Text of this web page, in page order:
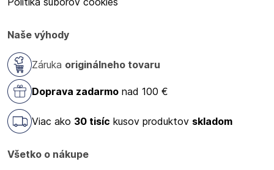
Naše výhody
Záruka originálneho tovaru
Doprava zadarmo nad 100 €
Viac ako 30 tisíc kusov produktov skladom
Všetko o nákupe